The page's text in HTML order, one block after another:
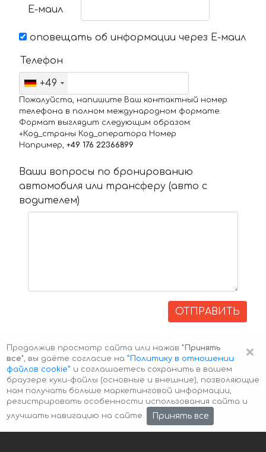
Е-маил
оповещать об информации через Е-маил
Телефон
+49
Пожалуйста, напишите Ваш контактный номер
телефона в полном международном формате.
Формат выглядит следующим образом:
+Код_страны Код_оператора Номер
Например, +49 176 22366899
Ваши вопросы по бронированию
автомобиля или трансферу (авто с
водителем)
ОТПРАВИТЬ
Авторские права © 2026 Авто-Аренда Cookie Policy
×
Продолжив просмотр сайта или нажав "Принять
все", вы даёте согласие на ”Политику в отношении
файлов cookie” и соглашаетесь сохранить в вашем
браузере куки-файлы (основные и внешние), позволяющие
нам получать больше маркетинговой информации,
регистрировать особенности использования сайта и
улучшать навигацию на сайте.
Принять все